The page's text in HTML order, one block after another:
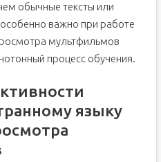
обычные тексты или
важно при работе
мультфильмов
процесс обучения.
языку